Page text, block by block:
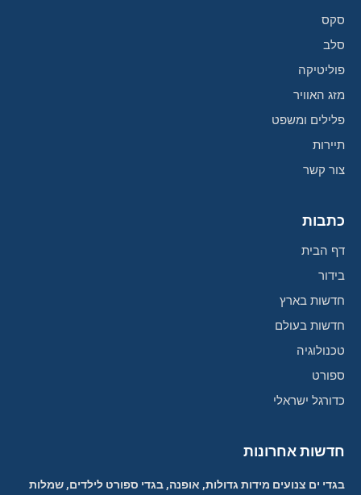
סקס
סלב
פוליטיקה
מזג האוויר
פלילים ומשפט
תיירות
צור קשר
כתבות
דף הבית
בידור
חדשות בארץ
חדשות בעולם
טכנולוגיה
ספורט
כדורגל ישראלי
חדשות אחרונות
בגדי ים צנועים מידות גדולות, אופנה, בגדי ספורט לילדים, שמלות